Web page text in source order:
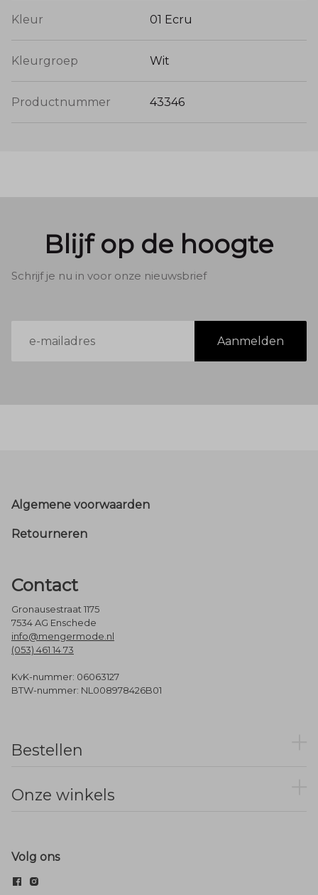
Kleur 01 Ecru
Kleurgroep Wit
Productnummer 43346
Blijf op de hoogte
Schrijf je nu in voor onze nieuwsbrief
mailadres
Aanmelden
Footer
Algemene voorwaarden
Retourneren
Contact
Gronausestraat 1175
7534 AG Enschede
info@mengermode.nl
(053) 461 14 73
KvK-nummer: 06063127
BTW-nummer: NL008978426B01
Bestellen
Onze winkels
Volg ons